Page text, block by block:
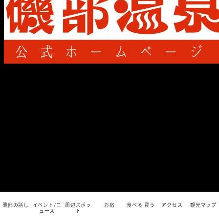
磯部の話し
イベント/ニ
ュース
周辺スポッ
ト
お宿 食べる 買う アクセス 観光マップ